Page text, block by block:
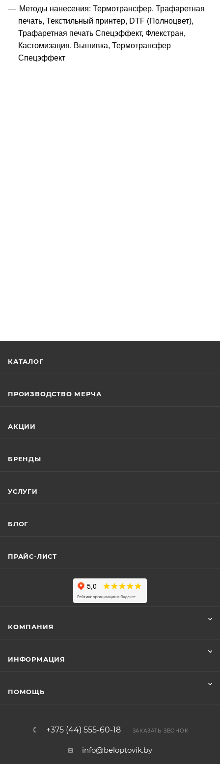
Методы нанесения: Термотрансфер, Трафаретная
печать, Текстильный принтер, DTF (Полноцвет),
Трафаретная печать Спецэффект, Флекстран,
Кастомизация, Вышивка, Термотрансфер
Спецэффект
КАТАЛОГ
ПРОИЗВОДСТВО МЕРЧА
АКЦИИ
БРЕНДЫ
УСЛУГИ
БЛОГ
ПРАЙС-ЛИСТ
КОМПАНИЯ
ИНФОРМАЦИЯ
ПОМОЩЬ
+375 (44) 555-60-18 ЗАКАЗАТЬ ЗВОНОК
info@beloptovik.by